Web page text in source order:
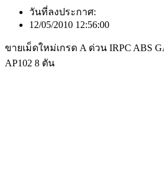
วันที่ลงประกาศ:
12/05/2010 12:56:00
ขายเม็ดใหม่เกรด A ด่วน IRPC ABS
AP102 8 ตัน